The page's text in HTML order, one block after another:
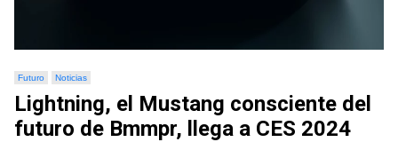
Futuro Noticias
Lightning, el Mustang consciente del
futuro de Bmmpr, llega a CES 2024